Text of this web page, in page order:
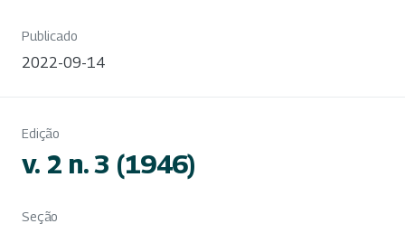
Publicado
2022-09-14
Edição
v. 2 n. 3 (1946)
Seção